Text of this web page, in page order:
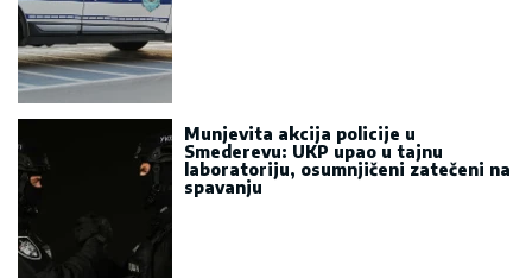
Munjevita akcija policije u
Smederevu: UKP upao u tajnu
laboratoriju, osumnjičeni zatečeni na
spavanju